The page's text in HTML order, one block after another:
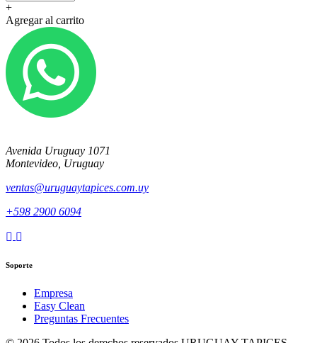
+
Agregar al carrito
Avenida Uruguay 1071
Montevideo, Uruguay
ventas@uruguaytapices.com.uy
+598 2900 6094
Soporte
Empresa
Easy Clean
Preguntas Frecuentes